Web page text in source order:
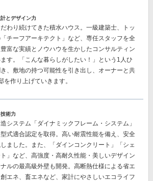
とデザイン力
わり続けてきた積水ハウス。一級建築士、トッ
「チーフアーキテクト」 など、専任スタッフを全
富な実績とノウハウを生かしたコンサルティン
す。「こんな暮らしがしたい！」という1人ひ
、敷地の持つ可能性を引き出し、オーナーと共
を作り上げていきます。
術力
システム 「ダイナミックフレーム・システム」
式適合認定を取得。高い耐震性能を備え、安全
ました。また、
「ダインコンクリート」「シェ
」 など、高強度・高耐久性能・美しいデザイン
ルの最高級外壁も開発。高断熱仕様による省エ
エネ、畜エネなど、家計にやさしいエコライフ